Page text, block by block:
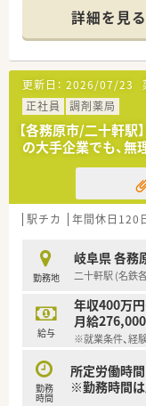
宅の在宅業務
■薬剤師は常時
3名在籍してお
【募集背景と求
■在宅業務の需
効率良くお仕事
■在宅業務の経
う意欲のある方
■管理薬剤師は
め、周囲と協
【法人特徴につい
■愛知県と岐阜
■ドクターとの
通じて、質の
■大手チェーン
現場の意見を
【想定されるキ
■入社後は在宅
支える在宅医
■少数精鋭の組
で店舗運営や
詳細を見る
更新日： 2026/07/23
正社員
調剤薬局
【各務原市/二十軒
の大手企業でも、無
駅チカ 年間休日120
勤務地
岐阜県 各務
二十軒駅 (名鉄
給与
年収400万
月給
※就業条件、経
勤務
時間
所定労働時間
※勤務時間は